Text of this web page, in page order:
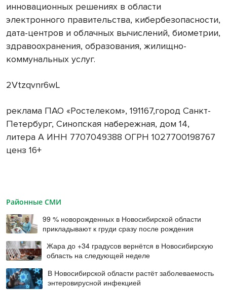
инновационных решениях в области
электронного правительства, кибербезопасности,
дата-центров и облачных вычислений, биометрии,
здравоохранения, образования, жилищно-
коммунальных услуг.
2Vtzqvnr6wL
реклама ПАО «Ростелеком», 191167,город Санкт-
Петербург, Синопская набережная, дом 14,
литера А ИНН 7707049388 ОГРН 1027700198767
ценз 16+
Районные СМИ
99 % новорожденных в Новосибирской области
прикладывают к груди сразу после рождения
Жара до +34 градусов вернётся в Новосибирскую
область на следующей неделе
В Новосибирской области растёт заболеваемость
энтеровирусной инфекцией